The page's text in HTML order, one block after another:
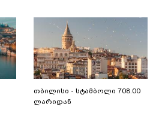
თბილისი - სტამბოლი 708.00
ლარიდან